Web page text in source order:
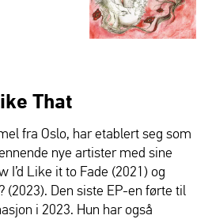
That
fra Oslo, har etablert seg som
nye artister med sine
I’d Like it to Fade (2021) og
(2023). Den siste EP-en førte til
i 2023. Hun har også